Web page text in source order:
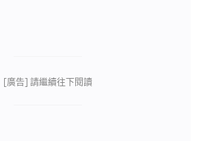
[廣告] 請繼續往下閱讀